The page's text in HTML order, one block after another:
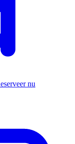
eserveer nu